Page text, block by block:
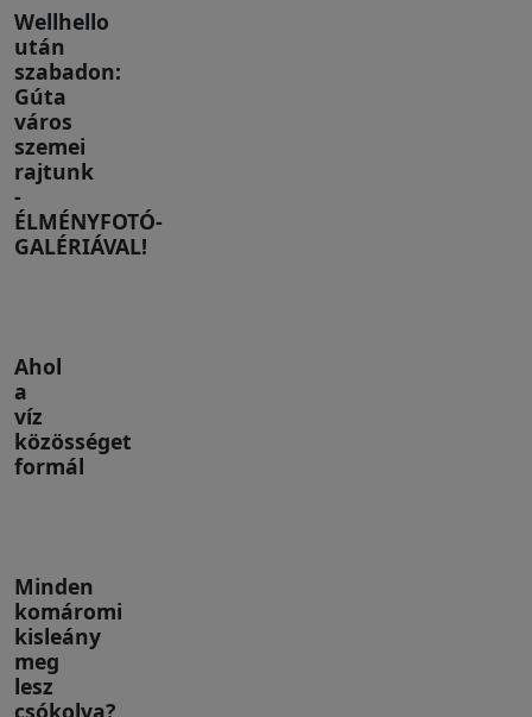
Wellhello
után
szabadon:
Gúta
város
szemei
rajtunk
-
ÉLMÉNYFOTÓ-
GALÉRIÁVAL!
Ahol
a
víz
közösséget
formál
Minden
komáromi
kisleány
meg
lesz